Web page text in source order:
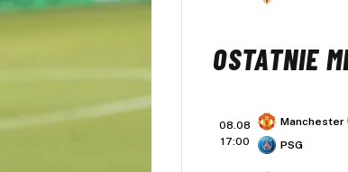
OSTATNIE
08.08
17:00
Manchester
PSG